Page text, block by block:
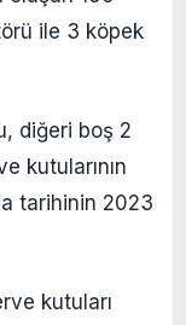
ile 3 köpek
diğeri boş 2
kutularının
tarihinin 2023
kutuları